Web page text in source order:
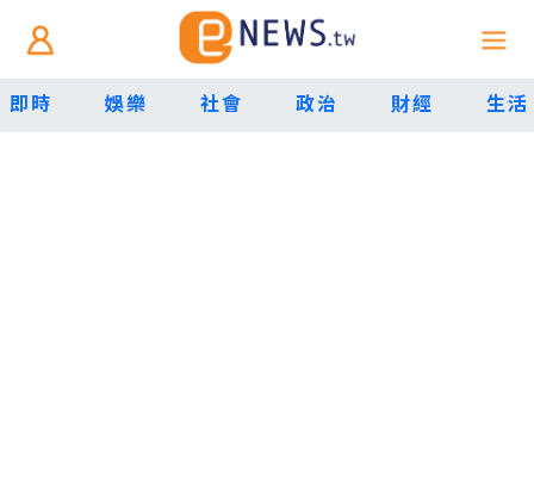
即時 娛樂 社會 政治 財經 生活